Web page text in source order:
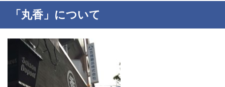
「丸香」について